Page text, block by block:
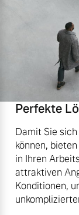
Perfekte
Damit Sie
können,
in Ihren
attraktiven
Konditionen,